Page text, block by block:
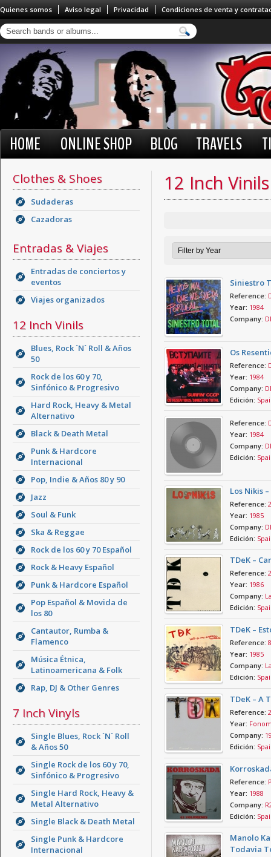
Quienes somos Aviso legal Privacidad Condiciones de venta y
HOME ONLINE SHOP BLOG TRAVELS
Clothes & Shoes
Sudaderas
Cazadoras
Entradas & Viajes
Entradas de conciertos y
eventos
Viajes organizados
12 Inch Vinils
Blues, Rock ´N´ Roll & Años
50
Rock de los 60 y 70,
Sinfónico & Progresivo
Hard Rock, Heavy & Metal
Alternativo
Black & Death Metal
Punk & Hardcore
Internacional
Pop, Indie & Años 80 y 90
Jazz
Soul & Funk
Ska & Reggae
Rock de los 60 y 70 Español
Rock & Heavy Español
Punk & Hardcore Español
Pop Español & Movida de
los 80
Cantautor, Rumba &
Flamenco
Música Étnica,
Latinoamericana & Folk
Rap, DJ & Other Genres
7 Inch Vinyls
Single Blues, Rock ´N´ Roll
& Años 50
Single Rock de los 60 y 70,
Sinfónico & Progresivo
Single Hard Rock, Heavy &
Metal Alternativo
Single Black & Death Metal
Single Punk & Hardcore
Internacional
12 Inch Vinils
Siniestro
Reference:
Year: 1984
Company:
Os
Reference:
Year: 1984
Company:
Edición:
Reference:
Year: 1984
Company:
Edición:
Los Nikis
Reference:
Year: 1985
Company:
Edición:
TDeK –
Reference:
Year: 1986
Company:
Edición:
TDeK –
Reference:
Year: 1985
Company:
Edición:
TDeK – A
Reference:
Year:
Company:
Edición:
Reference:
Year: 1988
Company:
Edición:
Manolo
Todavia